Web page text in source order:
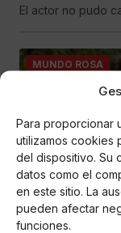
Para proporcionar
utilizamos cookies
del dispositivo. Su
datos como el
en este sitio. La
pueden afectar
funciones.
El actor no pudo
MUNDO ROSA
KarlaM